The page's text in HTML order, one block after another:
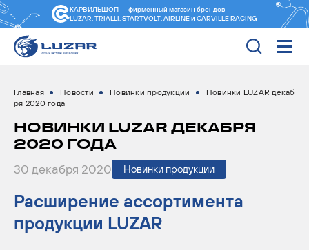
КАРВИЛЬШОП — фирменный магазин брендов
LUZAR, TRIALLI, STARTVOLT, AIRLINE и CARVILLE RACING
Главная Новости Новинки продукции
Новинки LUZAR декаб
ря 2020 года
НОВИНКИ LUZAR ДЕКАБРЯ
2020 ГОДА
30 декабря 2020 Новинки продукции
Расширение ассортимента
продукции LUZAR